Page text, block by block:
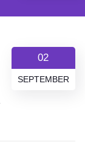
02
SEPTEMBER